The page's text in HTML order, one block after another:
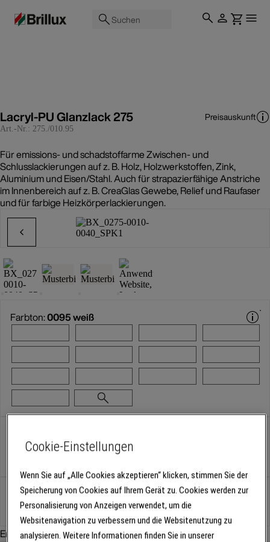
Suchen
Lacryl-PU Glanzlack 275
Art.-Nr.: 275./010.95
Preisauskunft
Für emissions- und schadstoffarme Zwischen- und
Schlusslackierungen auf z. B. Holz, Holzwerkstoffen, Zink,
Aluminium und Eisen/Stahl. Auch für strapazierfähige Anstriche
im Innenbereich auf z. B. CreaGlas Gewebe, Relief und Raufaser
und für farbige Heizkörperlackierungen.
Farbton:0095 weiß
375 ml
750 ml 3 l 10 l
Gebinde
Empfohlenes Zubehör:
Cookie-Einstellungen
Wenn Sie auf „Alle Cookies akzeptieren“ klicken, stimmen Sie der
Speicherung von Cookies auf Ihrem Gerät zu. Cookies werden zur
Personalisierung von Anzeigen verwendet, um die
Websitenavigation zu verbessern und die Websitenutzung zu
analysieren. Weitere Informationen finden Sie in unserer